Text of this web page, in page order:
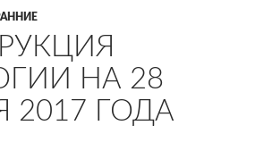
НА 28
2017 ГОДА